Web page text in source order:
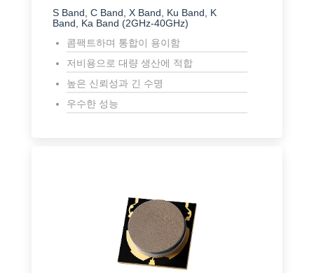
S Band, C Band, X Band, Ku Band, K
Band, Ka Band (2GHz-40GHz)
콤팩트하며 통합이 용이함
저비용으로 대량 생산에 적합
높은 신뢰성과 긴 수명
우수한 성능